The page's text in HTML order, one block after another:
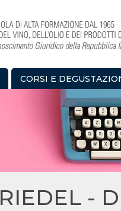
CORSI E
RIEDEL -